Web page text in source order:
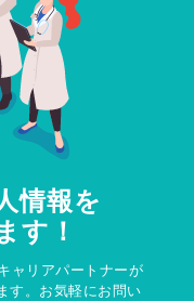
情報を
す！
ャリアパートナーが
す。お気軽にお問い